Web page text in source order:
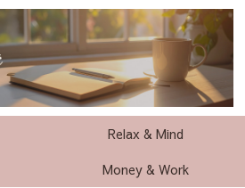
Relax & Mind
Money & Work